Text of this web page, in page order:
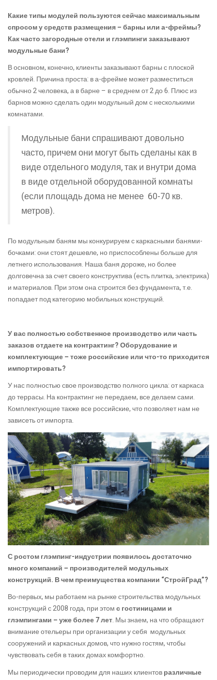
Какие типы модулей пользуются сейчас максимальным
спросом у средств размещения – барны или а-фреймы?
Как часто загородные отели и глэмпинги заказывают
модульные бани?
В основном, конечно, клиенты заказывают барны с плоской
кровлей. Причина проста: в а-фрейме может разместиться
обычно 2 человека, а в барне – в среднем от 2 до 6. Плюс из
барнов можно сделать один модульный дом с несколькими
комнатами.
Модульные бани спрашивают довольно
часто, причем они могут быть сделаны как в
виде отдельного модуля, так и внутри дома
в виде отдельной оборудованной комнаты
(если площадь дома не менее 60-70 кв.
метров).
По модульным баням мы конкурируем с каркасными банями-
бочками: они стоят дешевле, но приспособлены больше для
летнего использования. Наша баня дороже, но более
долговечна за счет своего конструктива (есть плитка, электрика)
и материалов. При этом она строится без фундамента, т.е.
попадает под категорию мобильных конструкций.
У вас полностью собственное производство или часть
заказов отдаете на контрактинг? Оборудование и
комплектующие – тоже российские или что-то приходится
импортировать?
У нас полностью свое производство полного цикла: от каркаса
до террасы. На контрактинг не передаем, все делаем сами.
Комплектующие также все российские, что позволяет нам не
зависеть от импорта.
С ростом глэмпинг-индустрии появилось достаточно
много компаний – производителей модульных
конструкций. В чем преимущества компании “СтройГрад”?
Во-первых, мы работаем на рынке строительства модульных
конструкций с 2008 года, при этомс гостиницами и
глэмпингами – уже более 7 лет. Мы знаем, на что обращают
внимание отельеры при организации у себя модульных
сооружений и каркасных домов, что нужно гостям, чтобы
чувствовать себя в таких домах комфортно.
Мы периодически проводим для наших клиентовразличные